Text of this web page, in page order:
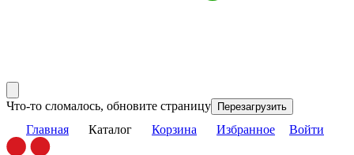
Что-то сломалось, обновите страницу Перезагрузить
Главная Каталог Корзина Избранное Войти